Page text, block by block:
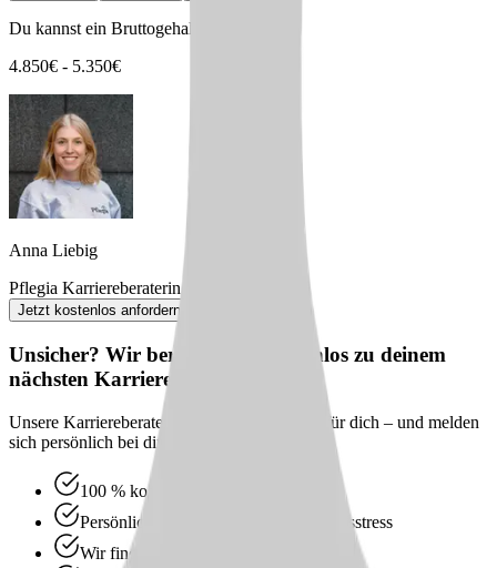
Du kannst ein Bruttogehalt erwarten von
4.850€ - 5.350€
Anna Liebig
Pflegia Karriereberaterin
Jetzt kostenlos anfordern
Unsicher? Wir beraten dich kostenlos zu deinem
nächsten Karriereschritt
Unsere Karriereberater finden passende Jobs für dich – und melden
sich persönlich bei dir zurück.
100 % kostenlos & unverbindlich
Persönliche Beratung statt Bewerbungsstress
Wir finden passende Jobs für dich